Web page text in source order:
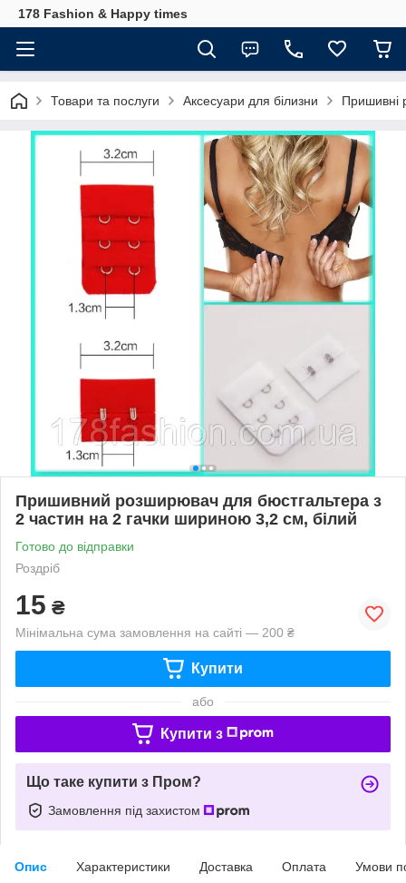
178 Fashion & Happy times
Товари та послуги Аксесуари для білизни Пришивні
Пришивний розширювач для бюстгальтера з
2 частин на 2 гачки шириною 3,2 см, білий
Готово до відправки
Роздріб
15 ₴
Мінімальна сума замовлення на сайті — 200 ₴
Купити
або
Купити з
Що таке купити з Пром?
Замовлення під захистом
Опис Характеристики Доставка Оплата Умови